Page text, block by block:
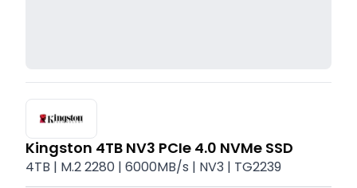
Kingston 4TB NV3 PCIe 4.0 NVMe SSD
4TB | M.2 2280 | 6000MB/s | NV3 | TG2239